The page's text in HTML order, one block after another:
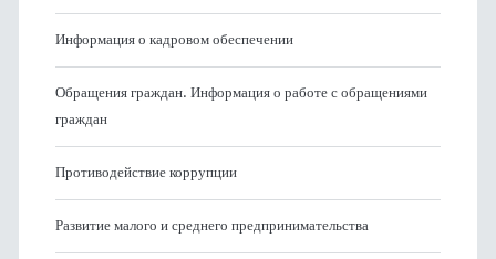
Информация о кадровом обеспечении
Обращения граждан. Информация о работе с обращениями
граждан
Противодействие коррупции
Развитие малого и среднего предпринимательства